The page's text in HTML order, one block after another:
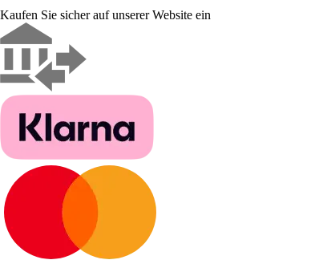
Kaufen Sie sicher auf unserer Website ein